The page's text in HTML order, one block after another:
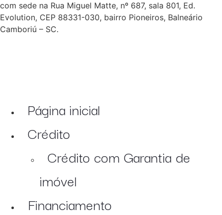
com sede na Rua Miguel Matte, nº 687, sala 801, Ed.
Evolution, CEP 88331-030, bairro Pioneiros, Balneário
Camboriú – SC.
Página inicial
Crédito
Crédito com Garantia de
imóvel
Financiamento